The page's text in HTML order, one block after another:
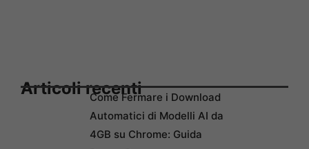
Articoli recentiCome Fermare i Download
Automatici di Modelli AI da
4GB su Chrome: Guida